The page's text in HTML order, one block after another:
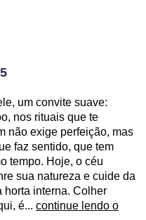
um convite suave:
nos rituais que te
não exige perfeição, mas
faz sentido, que tem
tempo. Hoje, o céu
sua natureza e cuide da
horta interna. Colher
é... continue lendo o